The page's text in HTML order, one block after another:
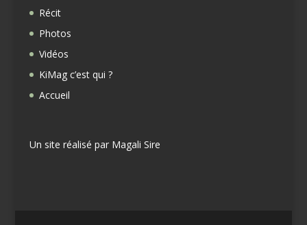
Récit
Photos
Vidéos
KiMag c’est qui ?
Accueil
Un site réalisé par Magali Sire